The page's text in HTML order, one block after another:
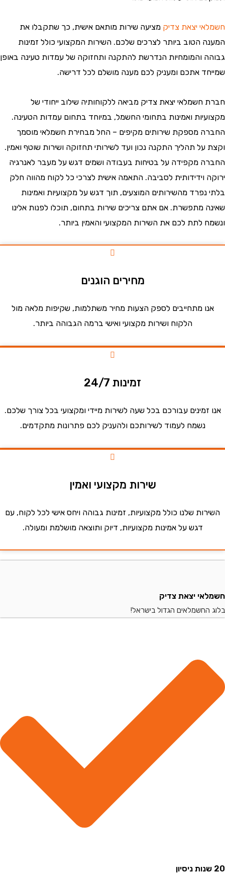
יצאת צדיק מציעה שירות מותאם אישית, כך שתקבלו את
הטוב ביותר לצרכים שלכם. השירות המקצועי כולל זמינות
והמומחיות הנדרשת להתקנה ותחזוקה של עמדות טעינה באופן
אתכם ומעניק לכם מענה מושלם לכל דרישה.
יצאת צדיק מביאה ללקוחותיה שילוב ייחודי של
ואמינות בתחומי החשמל, במיוחד בתחום עמדות הטעינה.
מספקת שירותים מקיפים – החל מבחירת חשמלאי מוסמך
תהליך התקנה נכון ועד לשירותי תחזוקה ושירות שוטף ואמין.
מקפידה על בטיחות בעבודה ושמים דגש על מעבר לאנרגיה
וידידותית לסביבה. התאמה אישית לצרכי כל לקוח מהווה חלק
מהשירותים המוצעים, תוך דגש על מקצועיות ואמינות
מתפשרת. אם אתם צריכים שירות בתחום, תוכלו לפנות אלינו
לתת לכם את השירות המקצועי והאמין ביותר.
מחירים הוגנים
מתחייבים לספק הצעות מחיר משתלמות, שקיפות מלאה מול
הלקוח ושירות מקצועי ואישי ברמה הגבוהה ביותר.
זמינות 24/7
עבורכם בכל שעה לשירות מיידי ומקצועי בכל צורך שלכם.
נשמח לעמוד לשירותכם ולהעניק לכם פתרונות מתקדמים.
שירות מקצועי ואמין
שלנו כולל מקצועיות, זמינות גבוהה ויחס אישי לכל לקוח, עם
דגש על אמינות מקצועיות, דיוק ותוצאה מושלמת ומעולה.
יצאת צדיק
הגדול בישראל!